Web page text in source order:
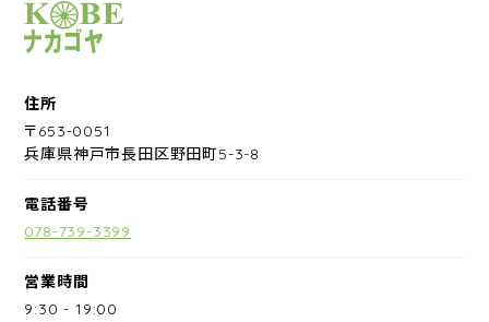
サイクルショップナカゴヤ
住所
〒653-0051
兵庫県神戸市長田区野田町5-3-8
電話番号
078-739-3399
営業時間
9:30 -19:00